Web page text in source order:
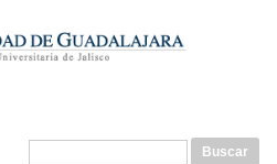
Formulario de búsqueda
Buscar